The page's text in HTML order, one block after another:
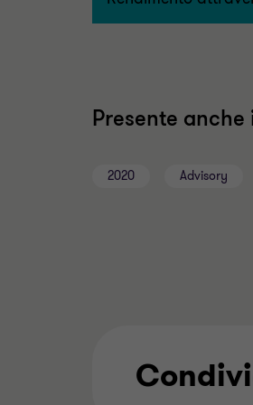
Presente anche
2020 Advisory